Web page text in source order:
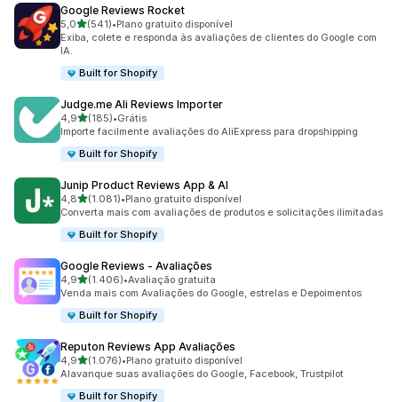
Google Reviews Rocket
5,0de 5 estrelas
(541)
541 avaliações ao todo
•Plano gratuito disponível
Exiba, colete e responda às avaliações de clientes do Google com
IA.
Built for Shopify
Judge.me Ali Reviews Importer
4,9de 5 estrelas
(185)
185 avaliações ao todo
•Grátis
Importe facilmente avaliações do AliExpress para dropshipping
Built for Shopify
Junip Product Reviews App & AI
4,8de 5 estrelas
(1.081)
1081 avaliações ao todo
•Plano gratuito disponível
Converta mais com avaliações de produtos e solicitações ilimitadas
Built for Shopify
Google Reviews ‑ Avaliações
4,9de 5 estrelas
(1.406)
1406 avaliações ao todo
•Avaliação gratuita
Venda mais com Avaliações do Google, estrelas e Depoimentos
Built for Shopify
Reputon Reviews App Avaliações
4,9de 5 estrelas
(1.076)
1076 avaliações ao todo
•Plano gratuito disponível
Alavanque suas avaliações do Google, Facebook, Trustpilot
Built for Shopify